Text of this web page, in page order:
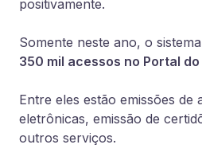
positivamente.
Somente neste ano, o
350 mil acessos no Portal
Entre eles estão emissões de
eletrônicas, emissão de
outros serviços.